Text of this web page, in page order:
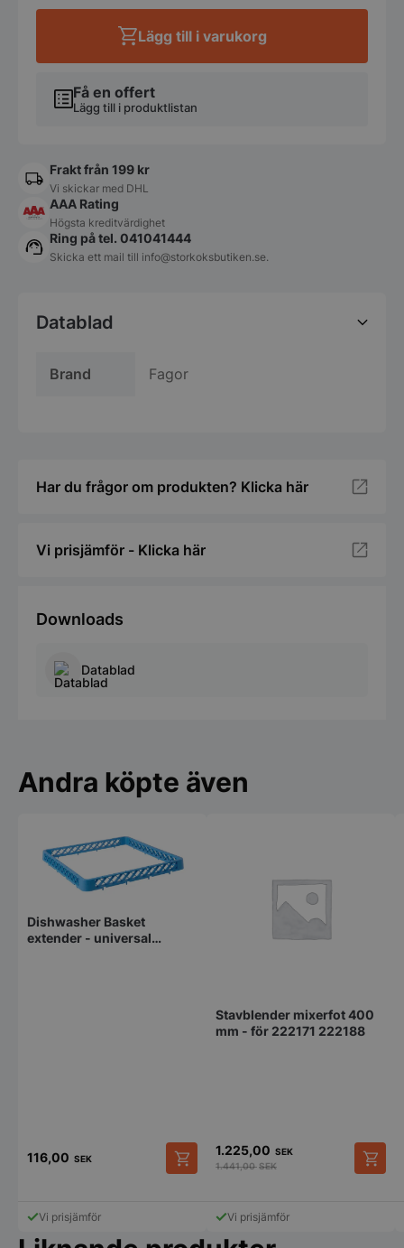
mängd
Få en offert
Lägg till i produktlistan
Lägg till i varukorg
Frakt från 199 kr
Vi skickar med DHL
AAA Rating
Högsta kreditvärdighet
Ring på tel. 041041444
Skicka ett mail till info@storkoksbutiken.se.
Datablad
Brand Fagor
Har du frågor om produkten? Klicka här
Vi prisjämför - Klicka här
Downloads
Datablad
Andra köpte även
Dishwasher Basket
extender - universal
116,00 SEK
Vi prisjämför
Stavblender mixerfot 400
mm - för 222171 222188
1.225,00 SEK
1.441,00SEK
Vi prisjämför